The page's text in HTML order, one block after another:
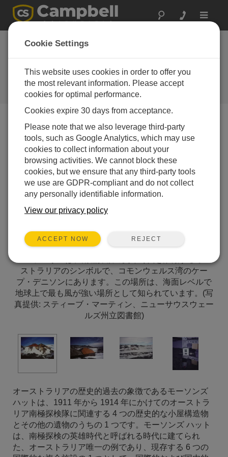
Toggle
南極: 歴史的な小屋の
保存
Campbell Scientific Australiaは、国
の過去の重要な環境モニタリング
を提供しています
ストラリアのシンボルで、コモンウェルス湾のケー
プ・デニソンにあります。この場所は、海面レベルで
地球上で最も風が強い場所として知られています。(写
真提供: スティーブ・マーティン、ニューサウスウェー
ルズ州立図書館)
オーストラリアの歴史的過去の象徴であるモーソンズ
ハットは、1911 年から 1914 年にかけてのオーストラ
リア南極探検隊に関連する 4 つの歴史的な小屋構造物
とその他の遺物のうちの 1 つです。モーソンズ ハット
は、南極探検の英雄時代と呼ばれる時代に建てられ
た、オーストラリア唯一の例であり、現存する 6 つの
Cookie Settings
This website uses cookies in order to offer you
the most relevant information. Please accept
cookies for optimal performance.
Cookies expire 30 days from acceptance.
Please note that we also leverage third-party
tools, such as Google Analytics, which may use
cookies to collect information about your
browsing activities. We cannot block these
cookies, but we ensure that any third-party tools
we use are GDPR-compliant and do not collect
any personally identifiable information.
View our privacy policy
ACCEPT NOW REJECT